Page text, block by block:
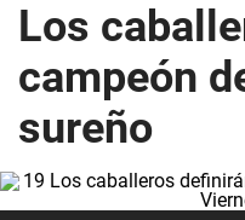
Los
campeón
sureño